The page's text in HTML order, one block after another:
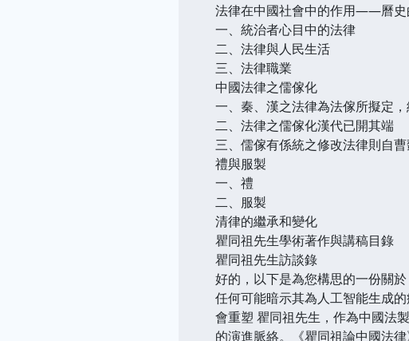
法律在中國社會中的作用——曆史
一、統治者心目中的法律
二、法律與人民生活
三、法律職業
中國法律之儒傢化
一、秦、漢之法律為法傢所擬定
二、法律之儒傢化漢代已開其端
三、儒傢有係統之修改法律則自
禮與服製
一、禮
二、服製
清律的繼承和變化
瞿同祖先生學術著作與講稿目錄
瞿同祖先生訪談錄
好的，以下是為您構思的一份關
任何可能暗示其為人工智能生成
會重塑 瞿同祖先生，作為中國法
的演進脈絡。《瞿同祖論中國法